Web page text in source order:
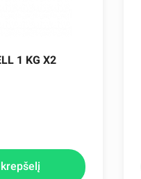
1 KG X2